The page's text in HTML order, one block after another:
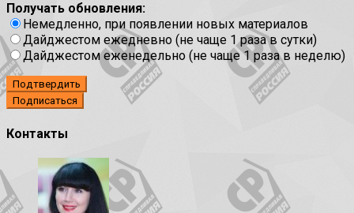
Получать обновления:
Немедленно, при появлении новых материалов
Дайджестом ежедневно (не чаще 1 раза в сутки)
Дайджестом еженедельно (не чаще 1 раза в неделю)
Подтвердить
Контакты